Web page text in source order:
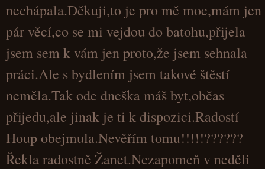
nechápala.Děkuji,to je pro mě moc,mám jen
pár věcí,co se mi vejdou do batohu,přijela
jsem sem k vám jen proto,že jsem sehnala
práci.Ale s bydlením jsem takové štěstí
neměla.Tak ode dneška máš byt,občas
přijedu,ale jinak je ti k dispozici.Radostí
Houp obejmula.Nevěřím tomu!!!!!??????
Řekla radostně Žanet.Nezapomeň v neděli